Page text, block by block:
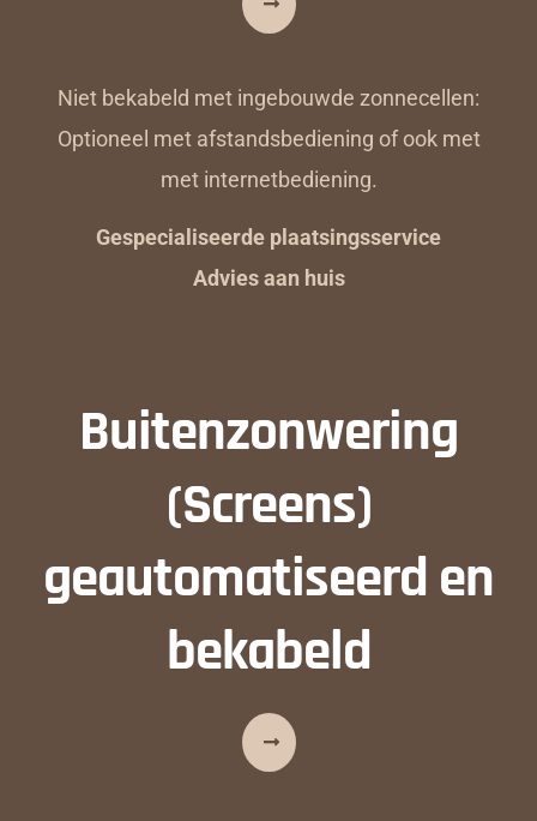
Niet bekabeld met ingebouwde zonnecellen:
Optioneel met afstandsbediening of ook met
met internetbediening.
Gespecialiseerde plaatsingsservice
Advies aan huis
Buitenzonwering
(Screens)
geautomatiseerd en
bekabeld